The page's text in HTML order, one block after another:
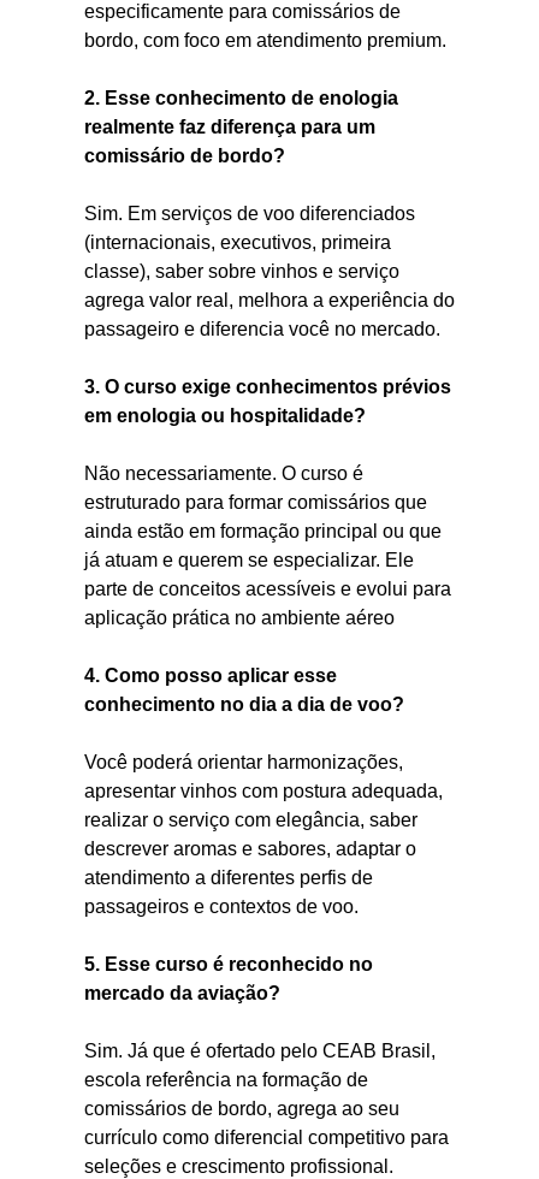
especificamente para comissários de
bordo, com foco em atendimento premium.
2. Esse conhecimento de enologia
realmente faz diferença para um
comissário de bordo?
Sim. Em serviços de voo diferenciados
(internacionais, executivos, primeira
classe), saber sobre vinhos e serviço
agrega valor real, melhora a experiência do
passageiro e diferencia você no mercado.
3. O curso exige conhecimentos prévios
em enologia ou hospitalidade?
Não necessariamente. O curso é
estruturado para formar comissários que
ainda estão em formação principal ou que
já atuam e querem se especializar. Ele
parte de conceitos acessíveis e evolui para
aplicação prática no ambiente aéreo
4. Como posso aplicar esse
conhecimento no dia a dia de voo?
Você poderá orientar harmonizações,
apresentar vinhos com postura adequada,
realizar o serviço com elegância, saber
descrever aromas e sabores, adaptar o
atendimento a diferentes perfis de
passageiros e contextos de voo.
5. Esse curso é reconhecido no
mercado da aviação?
Sim. Já que é ofertado pelo CEAB Brasil,
escola referência na formação de
comissários de bordo, agrega ao seu
currículo como diferencial competitivo para
seleções e crescimento profissional.